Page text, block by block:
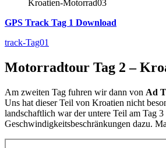
Kroatien-Motorrad03
GPS Track Tag 1 Download
track-Tag01
Motorradtour Tag 2 –
Am zweiten Tag fuhren wir dann von Ad
Uns hat dieser Teil von Kroatien nicht
landschaftlich war der untere Teil am Tag
Geschwindigkeitsbeschränkungen dazu.